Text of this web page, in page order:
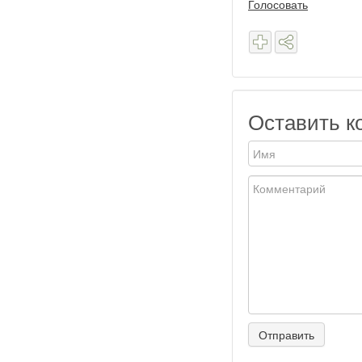
Голосовать
Оставить